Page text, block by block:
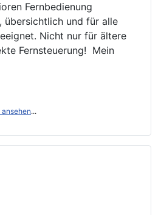
Fernbedienung
übersichtlich und für alle
Nicht nur für ältere
Fernsteuerung! Mein
...